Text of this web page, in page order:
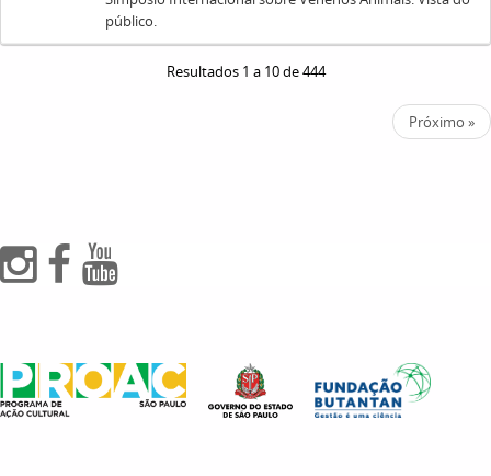
público.
Resultados 1 a 10 de 444
Próximo »